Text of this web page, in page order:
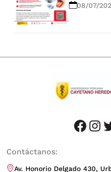
08/07/
facebook instagram twitter
Contáctanos:
Av. Honorio Delgado 430,